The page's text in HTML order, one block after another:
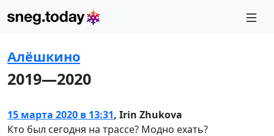
Алёшкино
2019—2020
15 марта 2020 в 13:31, Irin Zhukova
Кто был сегодня на трассе? Модно ехать?